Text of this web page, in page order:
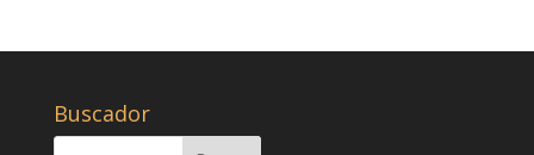
Buscador